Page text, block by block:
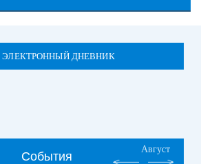
ЭЛЕКТРОННЫЙ ДНЕВНИК
События
Август